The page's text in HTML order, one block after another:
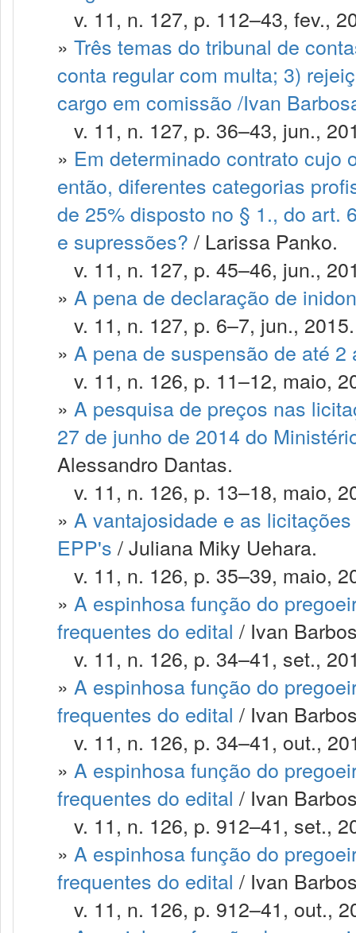
v. 11, n. 127, p. 112–43, fev.,
» Três temas do tribunal de
conta regular com multa; 3)
cargo em comissão /Ivan
v. 11, n. 127, p. 36–43, jun.,
» Em determinado contrato cujo
então, diferentes categorias
de 25% disposto no § 1., do art.
e supressões? / Larissa Panko.
v. 11, n. 127, p. 45–46, jun.,
» A pena de declaração de
v. 11, n. 127, p. 6–7, jun., 2015.
» A pena de suspensão de até 2
v. 11, n. 126, p. 11–12, maio,
» A pesquisa de preços nas
27 de junho de 2014 do
Alessandro Dantas.
v. 11, n. 126, p. 13–18, maio,
» A vantajosidade e as
EPP's / Juliana Miky Uehara.
v. 11, n. 126, p. 35–39, maio,
» A espinhosa função do
frequentes do edital / Ivan
v. 11, n. 126, p. 34–41, set.,
» A espinhosa função do
frequentes do edital / Ivan
v. 11, n. 126, p. 34–41, out.,
» A espinhosa função do
frequentes do edital / Ivan
v. 11, n. 126, p. 912–41, set.,
» A espinhosa função do
frequentes do edital / Ivan
v. 11, n. 126, p. 912–41, out.,